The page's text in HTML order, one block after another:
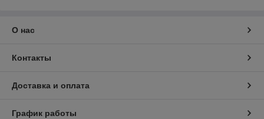
О нас
Контакты
Доставка и оплата
График работы